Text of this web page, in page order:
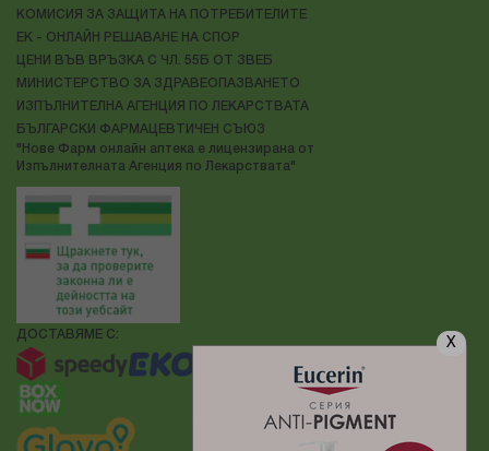
X
КОМИСИЯ ЗА ЗАЩИТА НА ПОТРЕБИТЕЛИТЕ
ЕК - ОНЛАЙН РЕШАВАНЕ НА СПОР
ЦЕНИ ВЪВ ВРЪЗКА С ЧЛ. 55Б ОТ ЗВЕБ
МИНИСТЕРСТВО ЗА ЗДРАВЕОПАЗВАНЕТО
ИЗПЪЛНИТЕЛНА АГЕНЦИЯ ПО ЛЕКАРСТВАТА
БЪЛГАРСКИ ФАРМАЦЕВТИЧЕН СЪЮЗ
"Нове Фарм онлайн аптека е лицензирана от
Изпълнителната Агенция по Лекарствата"
ДОСТАВЯМЕ С: